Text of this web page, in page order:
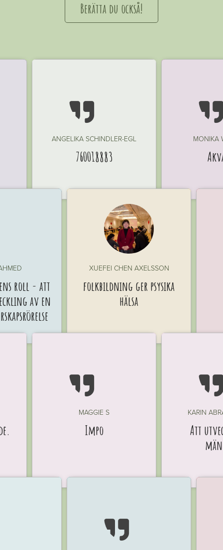
Berätta du också!

ANGELIKA SCHINDLER-EGL
760018883

MONIKA
roll - att
av en
XUEFEI CHEN AXELSSON
folkbildning ger psysika
hälsa

MAGGIE S
Impo

KARIN
Att
